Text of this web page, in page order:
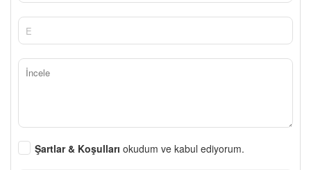
Şartlar & Koşulları okudum ve kabul ediyorum.